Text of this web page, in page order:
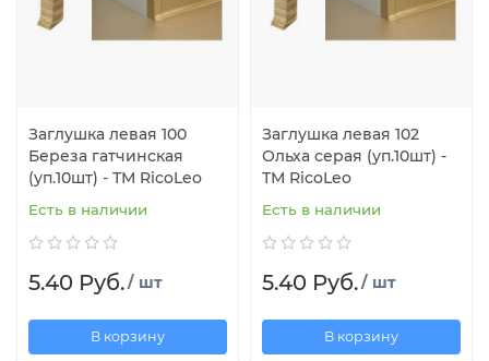
Заглушка левая 100
Береза гатчинская
(уп.10шт) - ТМ RicoLeo
Есть в наличии
5.40 Руб./ шт
В корзину
Заглушка левая 102
Ольха серая (уп.10шт) -
ТМ RicoLeo
Есть в наличии
5.40 Руб./ шт
В корзину